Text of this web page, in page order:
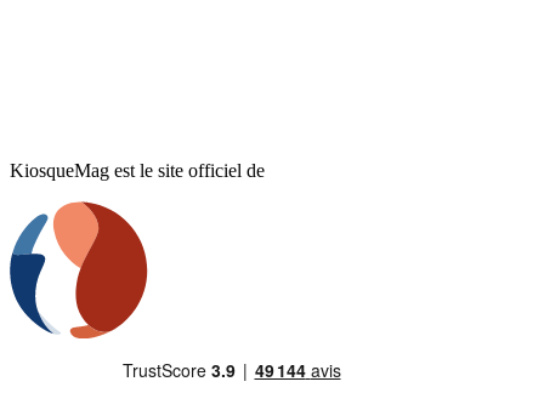
KiosqueMag est le site officiel de